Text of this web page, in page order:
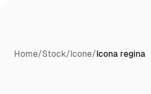
Home/Stock/Icone/Icona regina